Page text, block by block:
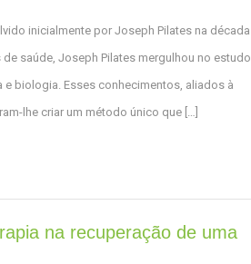
inicialmente por Joseph Pilates na década
saúde, Joseph Pilates mergulhou no estudo
biologia. Esses conhecimentos, aliados à
lhe criar um método único que […]
na recuperação de uma